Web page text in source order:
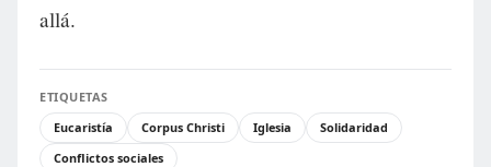
allá.
ETIQUETAS
Eucaristía
Corpus Christi Iglesia
Solidaridad
Conflictos sociales